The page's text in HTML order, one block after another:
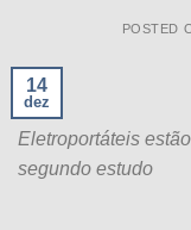
POSTED
14
dez
Eletroportáteis
segundo estudo